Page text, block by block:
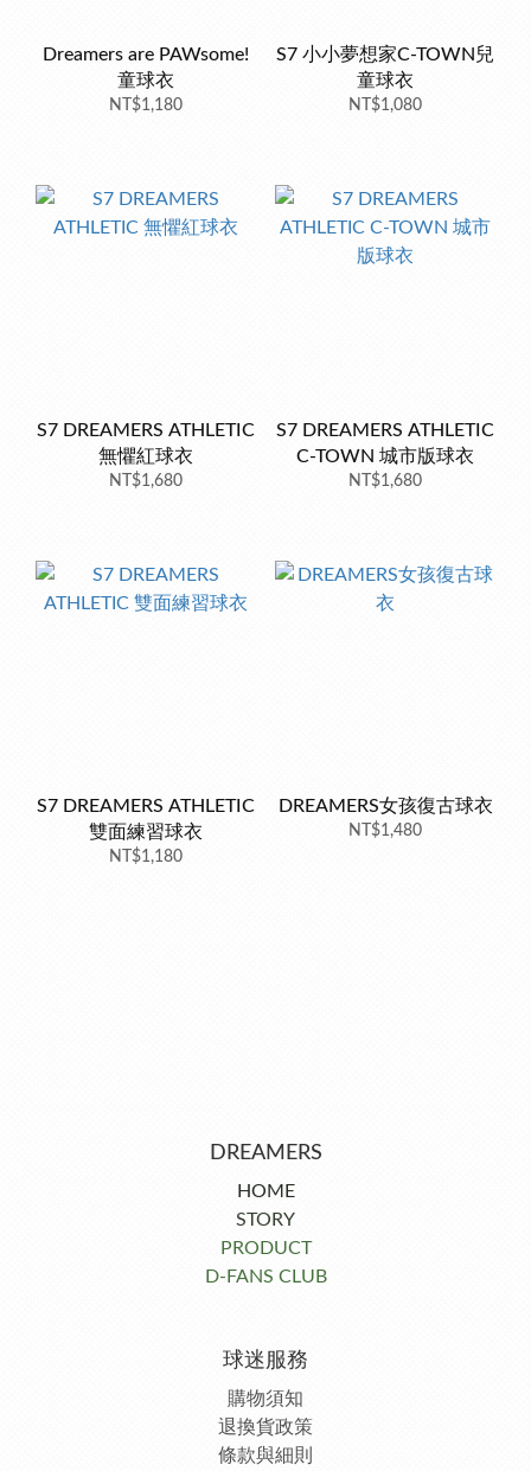
Dreamers are PAWsome!
童球衣
NT$1,180
S7 小小夢想家C-TOWN兒
童球衣
NT$1,080
S7 DREAMERS ATHLETIC
無懼紅球衣
NT$1,680
S7 DREAMERS ATHLETIC
C-TOWN 城市版球衣
NT$1,680
S7 DREAMERS ATHLETIC
雙面練習球衣
NT$1,180
DREAMERS女孩復古球衣
NT$1,480
DREAMERS
HOME
STORY
PRODUCT
D-FANS CLUB
球迷服務
購物須知
退換貨政策
條款與細則